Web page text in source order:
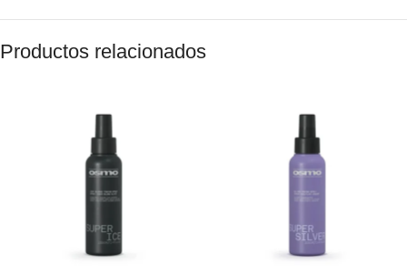
Productos relacionados